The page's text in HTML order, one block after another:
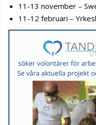
11-13 november –
11-12 februari –